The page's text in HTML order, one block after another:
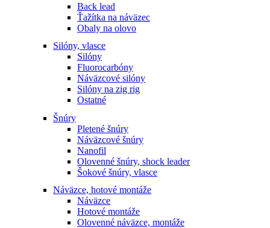
Back lead
Ťažítka na náväzec
Obaly na olovo
Silóny, vlasce
Silóny
Fluorocarbóny
Náväzcové silóny
Silóny na zig rig
Ostatné
Šnúry
Pletené šnúry
Náväzcové šnúry
Nanofil
Olovenné šnúry, shock leader
Šokové šnúry, vlasce
Náväzce, hotové montáže
Náväzce
Hotové montáže
Olovenné náväzce, montáže